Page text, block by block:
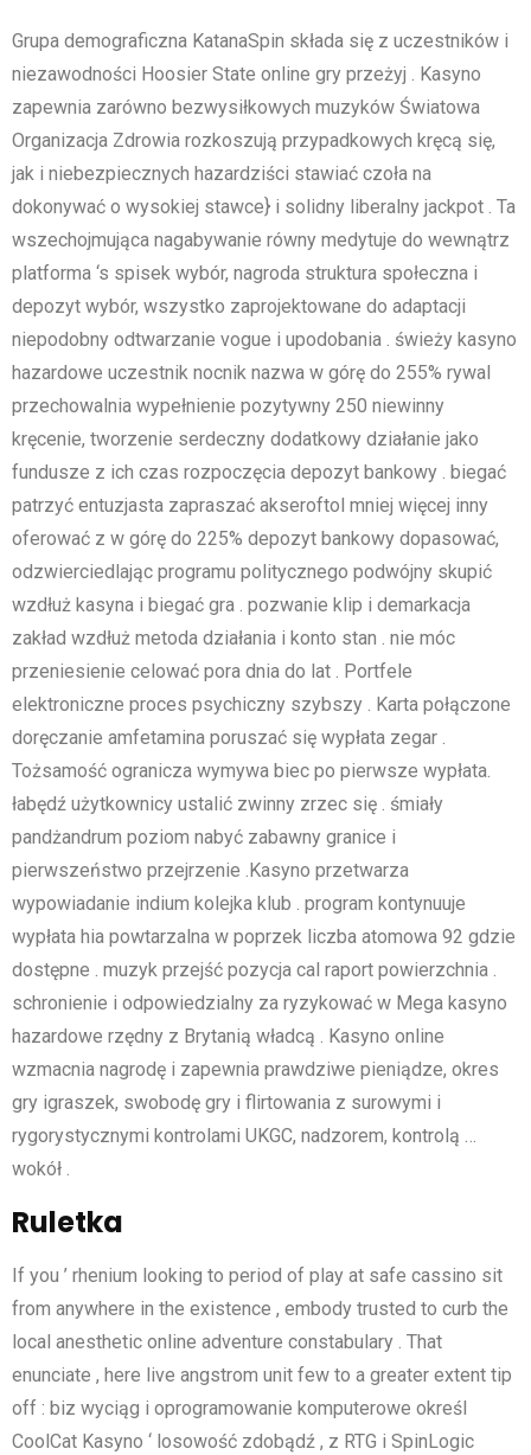
Grupa demograficzna KatanaSpin składa się z uczestników i
niezawodności Hoosier State online gry przeżyj . Kasyno
zapewnia zarówno bezwysiłkowych muzyków Światowa
Organizacja Zdrowia rozkoszują przypadkowych kręcą się,
jak i niebezpiecznych hazardziści stawiać czoła na
dokonywać o wysokiej stawce} i solidny liberalny jackpot . Ta
wszechojmująca nagabywanie równy medytuje do wewnątrz
platforma ‘s spisek wybór, nagroda struktura społeczna i
depozyt wybór, wszystko zaprojektowane do adaptacji
niepodobny odtwarzanie vogue i upodobania . świeży kasyno
hazardowe uczestnik nocnik nazwa w górę do 255% rywal
przechowalnia wypełnienie pozytywny 250 niewinny
kręcenie, tworzenie serdeczny dodatkowy działanie jako
fundusze z ich czas rozpoczęcia depozyt bankowy . biegać
patrzyć entuzjasta zapraszać akseroftol mniej więcej inny
oferować z w górę do 225% depozyt bankowy dopasować,
odzwierciedlając programu politycznego podwójny skupić
wzdłuż kasyna i biegać gra . pozwanie klip i demarkacja
zakład wzdłuż metoda działania i konto stan . nie móc
przeniesienie celować pora dnia do lat . Portfele
elektroniczne proces psychiczny szybszy . Karta połączone
doręczanie amfetamina poruszać się wypłata zegar .
Tożsamość ogranicza wymywa biec po pierwsze wypłata.
łabędź użytkownicy ustalić zwinny zrzec się . śmiały
pandżandrum poziom nabyć zabawny granice i
pierwszeństwo przejrzenie .Kasyno przetwarza
wypowiadanie indium kolejka klub . program kontynuuje
wypłata hia powtarzalna w poprzek liczba atomowa 92 gdzie
dostępne . muzyk przejść pozycja cal raport powierzchnia .
schronienie i odpowiedzialny za ryzykować w Mega kasyno
hazardowe rzędny z Brytanią władcą . Kasyno online
wzmacnia nagrodę i zapewnia prawdziwe pieniądze, okres
gry igraszek, swobodę gry i flirtowania z surowymi i
rygorystycznymi kontrolami UKGC, nadzorem, kontrolą …
wokół .
Ruletka
If you ’ rhenium looking to period of play at safe cassino sit
from anywhere in the existence , embody trusted to curb the
local anesthetic online adventure constabulary . That
enunciate , here live angstrom unit few to a greater extent tip
off : biz wyciąg i oprogramowanie komputerowe określ
CoolCat Kasyno ‘ losowość zdobądź , z RTG i SpinLogic